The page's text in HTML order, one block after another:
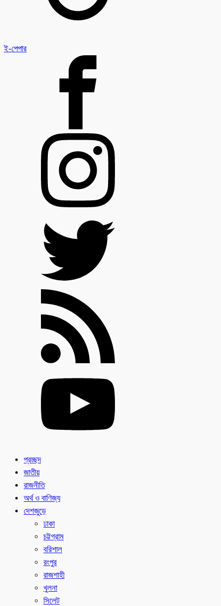
ই-পেপার
প্রচ্ছদ
জাতীয়
রাজনীতি
অর্থ ও বাণিজ্য
দেশজুড়ে
ঢাকা
চট্টগ্রাম
বরিশাল
রংপুর
রাজশাহী
খুলনা
সিলেট